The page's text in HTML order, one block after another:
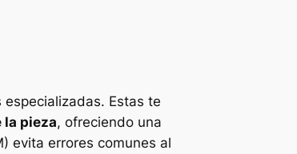
Estas te
la pieza, ofreciendo una
evita errores comunes al